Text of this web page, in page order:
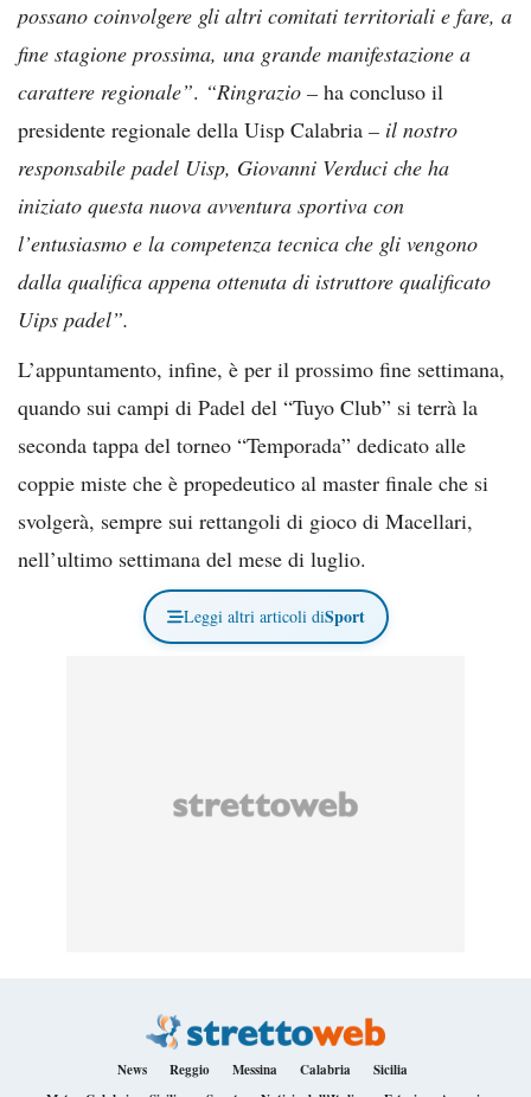
possano coinvolgere gli altri comitati territoriali e fare, a
fine stagione prossima, una grande manifestazione a
carattere regionale”. “Ringrazio – ha concluso il
presidente regionale della Uisp Calabria – il nostro
responsabile padel Uisp, Giovanni Verduci che ha
iniziato questa nuova avventura sportiva con
l’entusiasmo e la competenza tecnica che gli vengono
dalla qualifica appena ottenuta di istruttore qualificato
Uips padel”.
L’appuntamento, infine, è per il prossimo fine settimana,
quando sui campi di Padel del “Tuyo Club” si terrà la
seconda tappa del torneo “Temporada” dedicato alle
coppie miste che è propedeutico al master finale che si
svolgerà, sempre sui rettangoli di gioco di Macellari,
nell’ultimo settimana del mese di luglio.
Leggi altri articoli diSport
News Reggio Messina Calabria
Sicilia